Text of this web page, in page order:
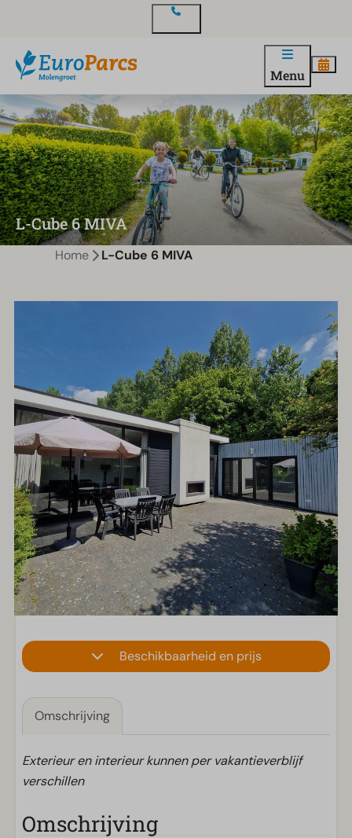
Menu
L-Cube 6 MIVA
Home L-Cube 6 MIVA
Beschikbaarheid en prijs
Omschrijving
Exterieur en interieur kunnen per vakantieverblijf
verschillen
Omschrijving